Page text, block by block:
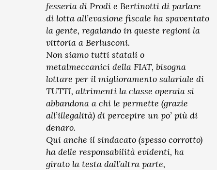
fesseria di Prodi e Bertinotti di parlare
di lotta all’evasione fiscale ha spaventato
la gente, regalando in queste regioni la
vittoria a Berlusconi.
Non siamo tutti statali o
metalmeccanici della FIAT, bisogna
lottare per il miglioramento salariale di
TUTTI, altrimenti la classe operaia si
abbandona a chi le permette (grazie
all’illegalità) di percepire un po’ più di
denaro.
Qui anche il sindacato (spesso corrotto)
ha delle responsabilità evidenti, ha
girato la testa dall’altra parte,